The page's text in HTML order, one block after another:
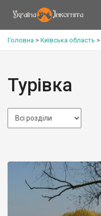
Головна > Київська область >
Турівка